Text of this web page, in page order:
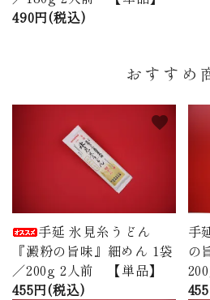
490円(税込)
おすすめ
手延 氷見糸うどん
『澱粉の旨味』細めん 1袋
／200g 2人前 【単品】
455円(税込)
favorite
手
の